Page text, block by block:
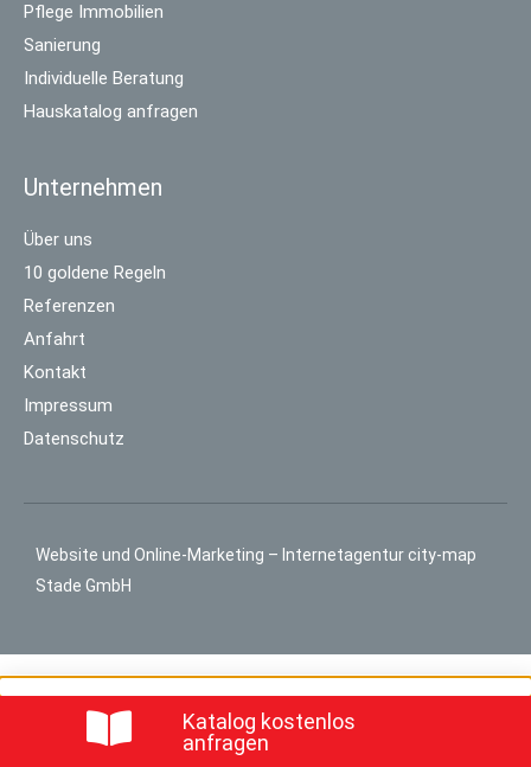
Pflege Immobilien
Sanierung
Individuelle Beratung
Hauskatalog anfragen
Unternehmen
Über uns
10 goldene Regeln
Referenzen
Anfahrt
Kontakt
Impressum
Datenschutz
Website und Online-Marketing – Internetagentur city-map
Stade GmbH
Katalog kostenlos
anfragen